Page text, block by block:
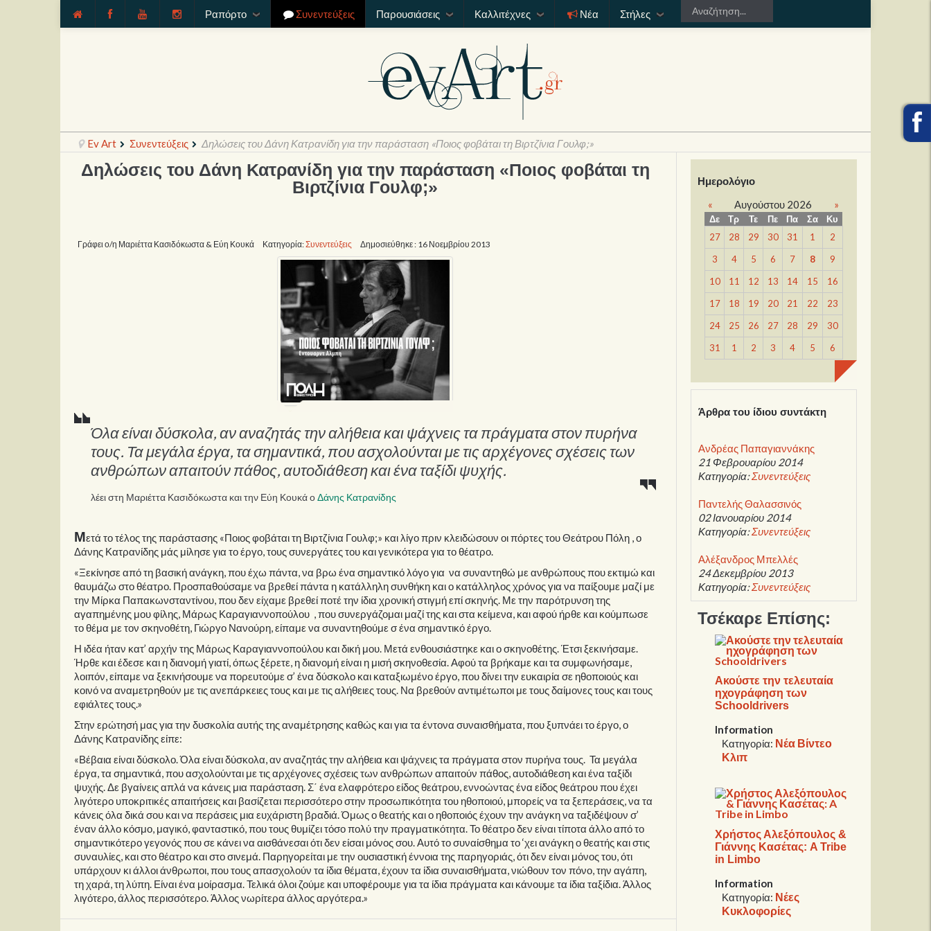
Ραπόρτο Συνεντεύξεις Παρουσιάσεις Καλλιτέχνες Νέα Στήλες
Ev Art Συνεντεύξεις Δηλώσεις του Δάνη Κατρανίδη για την παράσταση «Ποιος φοβάται τη Βιρτζίνια Γουλφ;»
Δηλώσεις του Δάνη Κατρανίδη για την παράσταση «Ποιος φοβάται τη
Βιρτζίνια Γουλφ;»
Γράφει ο/η Μαριέττα Κασιδόκωστα & Εύη Κουκά Κατηγορία:Συνεντεύξεις Δημοσιεύθηκε : 16 Νοεμβρίου 2013
Όλα είναι δύσκολα, αν αναζητάς την αλήθεια και ψάχνεις τα πράγματα στον πυρήνα
τους. Τα μεγάλα έργα, τα σημαντικά, που ασχολούνται με τις αρχέγονες σχέσεις των
ανθρώπων απαιτούν πάθος, αυτοδιάθεση και ένα ταξίδι ψυχής.
λέει στη Μαριέττα Κασιδόκωστα και την Εύη Κουκά οΔάνης Κατρανίδης
Μετά το τέλος της παράστασης «Ποιος φοβάται τη Βιρτζίνια Γουλφ;» και λίγο πριν κλειδώσουν οι πόρτες του Θεάτρου Πόλη , ο
Δάνης Κατρανίδης μάς μίλησε για το έργο, τους συνεργάτες του και γενικότερα για το θέατρο.
«Ξεκίνησε από τη βασική ανάγκη, που έχω πάντα, να βρω ένα σημαντικό λόγο για να συναντηθώ με ανθρώπους που εκτιμώ και
θαυμάζω στο θέατρο. Προσπαθούσαμε να βρεθεί πάντα η κατάλληλη συνθήκη και ο κατάλληλος χρόνος για να παίξουμε μαζί με
την Μίρκα Παπακωνσταντίνου, που δεν είχαμε βρεθεί ποτέ την ίδια χρονική στιγμή επί σκηνής. Με την παρότρυνση της
αγαπημένης μου φίλης, Μάρως Καραγιαννοπούλου , που συνεργάζομαι μαζί της και στα κείμενα, και αφού ήρθε και κούμπωσε
το θέμα με τον σκηνοθέτη, Γιώργο Νανούρη, είπαμε να συναντηθούμε σ ένα σημαντικό έργο.
Η ιδέα ήταν κατ’ αρχήν της Μάρως Καραγιαννοπούλου και δική μου. Μετά ενθουσιάστηκε και ο σκηνοθέτης. Έτσι ξεκινήσαμε.
Ήρθε και έδεσε και η διανομή γιατί, όπως ξέρετε, η διανομή είναι η μισή σκηνοθεσία. Αφού τα βρήκαμε και τα συμφωνήσαμε,
λοιπόν, είπαμε να ξεκινήσουμε να πορευτούμε σ’ ένα δύσκολο και καταξιωμένο έργο, που δίνει την ευκαιρία σε ηθοποιούς και
κοινό να αναμετρηθούν με τις ανεπάρκειες τους και με τις αλήθειες τους. Να βρεθούν αντιμέτωποι με τους δαίμονες τους και τους
εφιάλτες τους.»
Στην ερώτησή μας για την δυσκολία αυτής της αναμέτρησης καθώς και για τα έντονα συναισθήματα, που ξυπνάει το έργο, ο
Δάνης Κατρανίδης είπε:
«Βέβαια είναι δύσκολο. Όλα είναι δύσκολα, αν αναζητάς την αλήθεια και ψάχνεις τα πράγματα στον πυρήνα τους. Τα μεγάλα
έργα, τα σημαντικά, που ασχολούνται με τις αρχέγονες σχέσεις των ανθρώπων απαιτούν πάθος, αυτοδιάθεση και ένα ταξίδι
ψυχής. Δε βγαίνεις απλά να κάνεις μια παράσταση. Σ΄ ένα ελαφρότερο είδος θεάτρου, εννοώντας ένα είδος θεάτρου που έχει
λιγότερο υποκριτικές απαιτήσεις και βασίζεται περισσότερο στην προσωπικότητα του ηθοποιού, μπορείς να τα ξεπεράσεις, να τα
κάνεις όλα δικά σου και να περάσεις μια ευχάριστη βραδιά. Όμως ο θεατής και ο ηθοποιός έχουν την ανάγκη να ταξιδέψουν σ’
έναν άλλο κόσμο, μαγικό, φανταστικό, που τους θυμίζει τόσο πολύ την πραγματικότητα. Το θέατρο δεν είναι τίποτα άλλο από το
σημαντικότερο γεγονός που σε κάνει να αισθάνεσαι ότι δεν είσαι μόνος σου. Αυτό το συναίσθημα το ‘χει ανάγκη ο θεατής και στις
συναυλίες, και στο θέατρο και στο σινεμά. Παρηγορείται με την ουσιαστική έννοια της παρηγοριάς, ότι δεν είναι μόνος του, ότι
υπάρχουν κι άλλοι άνθρωποι, που τους απασχολούν τα ίδια θέματα, έχουν τα ίδια συναισθήματα, νιώθουν τον πόνο, την αγάπη,
τη χαρά, τη λύπη. Είναι ένα μοίρασμα. Τελικά όλοι ζούμε και υποφέρουμε για τα ίδια πράγματα και κάνουμε τα ίδια ταξίδια. Άλλος
λιγότερο, άλλος περισσότερο. Άλλος νωρίτερα άλλος αργότερα.»
Ημερολόγιο
« Αυγούστου 2026 »
Δε Τρ Τε Πε Πα Σα
Κυ
27
28 29 30 31 1
2
3
4 5 6 7 8
9
10
11 12 13 14 15
16
17
18 19 20 21 22
23
24
25 26 27 28 29
30
31
1 2 3 4 5 6
Άρθρα του ίδιου συντάκτη
Ανδρέας Παπαγιαννάκης
21 Φεβρουαρίου 2014
Κατηγορία:Συνεντεύξεις
Παντελής Θαλασσινός
02 Ιανουαρίου 2014
Κατηγορία:Συνεντεύξεις
Αλέξανδρος Μπελλές
24 Δεκεμβρίου 2013
Κατηγορία:Συνεντεύξεις
Τσέκαρε Επίσης:
Ακούστε την τελευταία
ηχογράφηση των
Schooldrivers
Information
Κατηγορία: Νέα Βίντεο
Κλιπ
Χρήστος Αλεξόπουλος &
Γιάννης Κασέτας: A Tribe
in Limbo
Information
Κατηγορία: Νέες
Κυκλοφορίες